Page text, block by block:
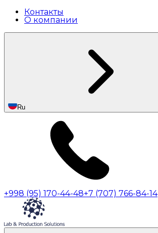
Контакты
О компании
Ru
+998 (95) 170-44-48+7 (707) 766-84-14